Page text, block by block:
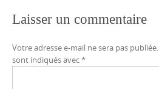
Laisser un commentaire
Votre adresse e-mail ne sera pas publiée.
sont indiqués avec*